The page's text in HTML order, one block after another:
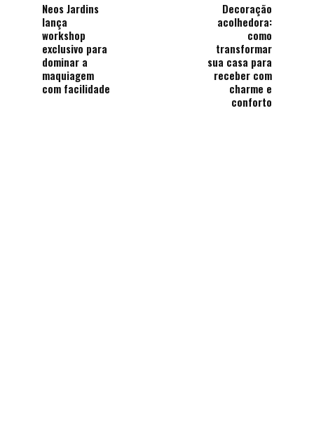
Neos Jardins
lança
workshop
exclusivo para
dominar a
maquiagem
com facilidade
Decoração
acolhedora:
como
transformar
sua casa para
receber com
charme e
conforto